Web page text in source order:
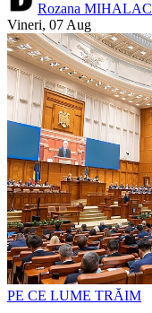
Rozana
Vineri, 07 Aug
PE CE LUME TRĂIM